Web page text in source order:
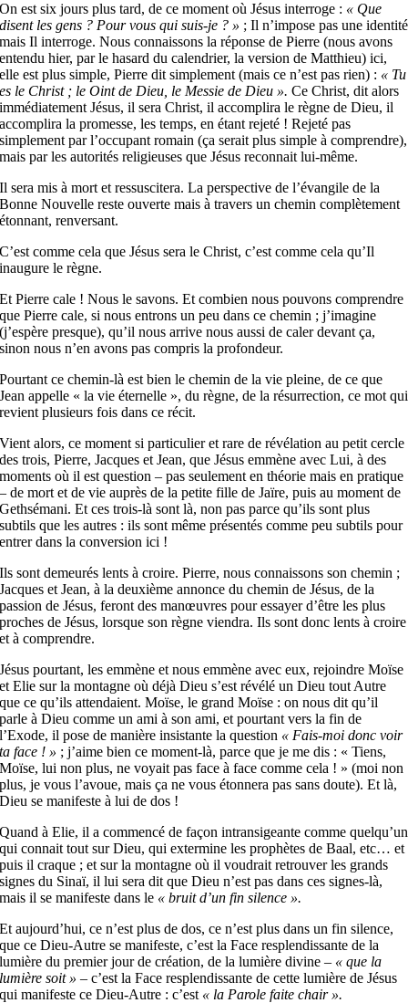
On est six jours plus tard, de ce moment où Jésus interroge : « Que
disent les gens ? Pour vous qui suis-je ? » ; Il n’impose pas une identité
mais Il interroge. Nous connaissons la réponse de Pierre (nous avons
entendu hier, par le hasard du calendrier, la version de Matthieu) ici,
elle est plus simple, Pierre dit simplement (mais ce n’est pas rien) : « Tu
es le Christ ; le Oint de Dieu, le Messie de Dieu ». Ce Christ, dit alors
immédiatement Jésus, il sera Christ, il accomplira le règne de Dieu, il
accomplira la promesse, les temps, en étant rejeté ! Rejeté pas
simplement par l’occupant romain (ça serait plus simple à comprendre),
mais par les autorités religieuses que Jésus reconnait lui-même.
Il sera mis à mort et ressuscitera. La perspective de l’évangile de la
Bonne Nouvelle reste ouverte mais à travers un chemin complètement
étonnant, renversant.
C’est comme cela que Jésus sera le Christ, c’est comme cela qu’Il
inaugure le règne.
Et Pierre cale ! Nous le savons. Et combien nous pouvons comprendre
que Pierre cale, si nous entrons un peu dans ce chemin ; j’imagine
(j’espère presque), qu’il nous arrive nous aussi de caler devant ça,
sinon nous n’en avons pas compris la profondeur.
Pourtant ce chemin-là est bien le chemin de la vie pleine, de ce que
Jean appelle « la vie éternelle », du règne, de la résurrection, ce mot qui
revient plusieurs fois dans ce récit.
Vient alors, ce moment si particulier et rare de révélation au petit cercle
des trois, Pierre, Jacques et Jean, que Jésus emmène avec Lui, à des
moments où il est question – pas seulement en théorie mais en pratique
– de mort et de vie auprès de la petite fille de Jaïre, puis au moment de
Gethsémani. Et ces trois-là sont là, non pas parce qu’ils sont plus
subtils que les autres : ils sont même présentés comme peu subtils pour
entrer dans la conversion ici !
Ils sont demeurés lents à croire. Pierre, nous connaissons son chemin ;
Jacques et Jean, à la deuxième annonce du chemin de Jésus, de la
passion de Jésus, feront des manœuvres pour essayer d’être les plus
proches de Jésus, lorsque son règne viendra. Ils sont donc lents à croire
et à comprendre.
Jésus pourtant, les emmène et nous emmène avec eux, rejoindre Moïse
et Elie sur la montagne où déjà Dieu s’est révélé un Dieu tout Autre
que ce qu’ils attendaient. Moïse, le grand Moïse : on nous dit qu’il
parle à Dieu comme un ami à son ami, et pourtant vers la fin de
l’Exode, il pose de manière insistante la question « Fais-moi donc voir
ta face ! » ; j’aime bien ce moment-là, parce que je me dis : « Tiens,
Moïse, lui non plus, ne voyait pas face à face comme cela ! » (moi non
plus, je vous l’avoue, mais ça ne vous étonnera pas sans doute). Et là,
Dieu se manifeste à lui de dos !
Quand à Elie, il a commencé de façon intransigeante comme quelqu’un
qui connait tout sur Dieu, qui extermine les prophètes de Baal, etc… et
puis il craque ; et sur la montagne où il voudrait retrouver les grands
signes du Sinaï, il lui sera dit que Dieu n’est pas dans ces signes-là,
mais il se manifeste dans le « bruit d’un fin silence ».
Et aujourd’hui, ce n’est plus de dos, ce n’est plus dans un fin silence,
que ce Dieu-Autre se manifeste, c’est la Face resplendissante de la
lumière du premier jour de création, de la lumière divine – « que la
lumière soit » – c’est la Face resplendissante de cette lumière de Jésus
qui manifeste ce Dieu-Autre : c’est « la Parole faite chair ».